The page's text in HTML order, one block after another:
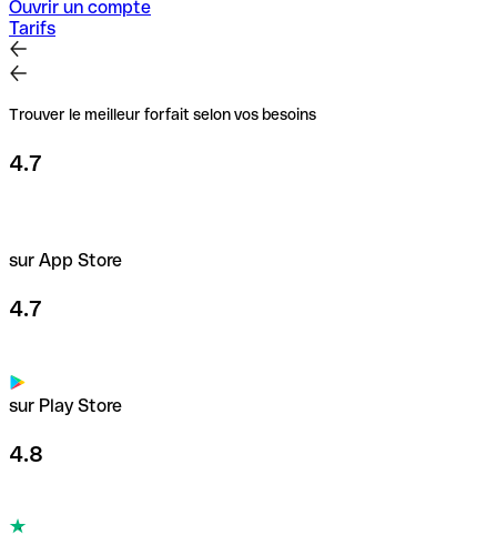
Ouvrir un compte
Tarifs
Trouver le meilleur forfait selon vos besoins
4.7
sur App Store
4.7
sur Play Store
4.8